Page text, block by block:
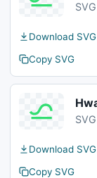
Download SVG
Copy SVG
Download SVG
Copy SVG